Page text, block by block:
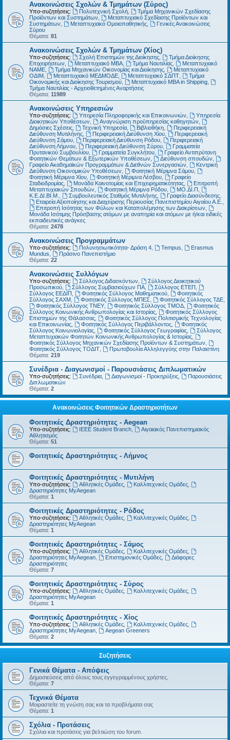
Ανακοινώσεις Σχολών & Τμημάτων (Σύρος)
Υπο-συζητήσεις: Πολυτεχνική Σχολή,
Τμήμα Μηχανικών Σχεδίασης
Προϊόντων και Συστημάτων
Μεταπτυχιακό Σχεδίασης Προϊόντων και
Συστημάτων
Μεταπτυχιακό Ομοιοπαθητικής,
Γενικές Ανακοινώσεις
Σύρου
Θέματα: 81
Ανακοινώσεις Σχολών & Τμημάτων (Χίος)
Υπο-συζητήσεις: Σχολή Επιστημών της Διοίκησης,
Τμήμα Διοίκησης
Επιχειρήσεων
Μεταπτυχιακό MBA, Τμήμα Ναυτιλίας,
Μεταπτυχιακό
ΝΑΜΕ
Τμήμα Μηχανικών Οικονομίας και Διοίκησης,
Μεταπτυχιακό
ΟΔΙΜ
Μεταπτυχιακό ΜΕΔΜΟΔΕ, Μεταπτυχιακό ΣΔΠΤ,
Τμήμα
Οικονομικής και Διοίκησης Τουρισμού
Μεταπτυχιακό MBA in Shipping,
Τμήμα Ναυτιλίας - Αρχειοθετημένες Αναρτήσεις
Θέματα: 11989
Ανακοινώσεις Υπηρεσιών
Υπο-συζητήσεις: Υπηρεσία Πληροφορικής και Επικοινωνιών
Υπηρεσία
Διοικητικών Υποθέσεων
Αναγνώριση προϋπηρεσίας καθηγητών
Δημόσιες Σχέσεις
Τεχνική Υπηρεσία, Βιβλιοθήκη,
Περιφερειακή
Διεύθυνση Μυτιλήνης
Περιφερειακή Διεύθυνση Χίου,
Περιφερειακή
Διεύθυνση Σάμου
Περιφερειακή Διεύθυνση Ρόδου,
Περιφερειακή
Διεύθυνση Λήμνου
Περιφερειακή Διεύθυνση Σύρου,
Γραμματεία
Πρυτανικού Συμβουλίου
Γραμματεία Συγκλήτου,
Γραφείο Αντιπρύτανη
Φοιτητικών Θεμάτων & Εξωτερικών Υποθέσεων
Διεύθυνση σπουδών
Γραφείο Ακαδημαϊκών Προγραμμάτων & Διεθνών Συνεργασιών
Κεντρική
Διεύθυνση Οικονομικών Υποθέσεων
Φοιτητική Μέριμνα Σάμου,
Φοιτητική Μέριμνα Χίου
Φοιτητική Μέριμνα Λέσβου,
Γραφείο
Σταδιοδρομίας
Μονάδα Καινοτομίας και Επιχειρηματικότητας,
Επιτροπή
Μεταπτυχιακών Σπουδών
Φοιτητική Μέριμνα Ρόδου, ΜΟ.ΔΙ.Π
Κ.Ε.ΔΙ.ΒΙ.Μ.
Συμβουλευτικός Σταθμός Μυτιλήνης, Γραφείο Διασύνδεσης,
Εταιρεία Αξιοποίησης και Διαχείρισης Περιουσίας Πανεπιστημίου Αιγαίου Α.Ε.
Επιτροπή Ισότητας των Φύλων και Καταπολέμησης των Διακρίσεων
Μονάδα Ισότιμης Πρόσβασης ατόμων με αναπηρία και ατόμων με ή/και ειδικές
εκπαιδευτικές ανάγκες
Θέματα: 2478
Ανακοινώσεις Προγραμμάτων
Υπο-συζητήσεις: Πολυνησιωτικότητα- Δράση 4, Tempus
Erasmus
Mundus
Πράσινο Πανεπιστήμιο
Θέματα: 22
Ανακοινώσεις Συλλόγων
Υπο-συζητήσεις: Σύλλογος Διδασκόντων
Σύλλογος Διοικητικού
Προσωπικού
Σύλλογος Συμβασιούχων ΠΑ, Σύλλογος ΕΤΕΠ
Σύλλογος ΕΕΔΙΠ
Φοιτητικός Σύλλογος Μαθηματικού,
Φοιτητικός
Σύλλογος ΣΑΧΜ
Φοιτητικός Σύλλογος ΜΠΕΣ Φοιτητικός Σύλλογος ΤΔΕ,
Φοιτητικός Σύλλογος ΤΝΕΥ, Φοιτητικός Σύλλογος ΤΜΟΔ,
Φοιτητικός
Σύλλογος Κοινωνικής Ανθρωπολογίας και Ιστορίας
Φοιτητικός Σύλλογος
Επιστημών της Θάλασσας
Φοιτητικός Σύλλογος Πολιτισμικής Τεχνολογίας
και Επικοινωνίας
Φοιτητικός Σύλλογος Περιβάλλοντος,
Φοιτητικός
Σύλλογος Κοινωνιολογίας
Φοιτητικός Σύλλογος Γεωγραφίας,
Σύλλογος
Μεταπτυχιακών Φοιτητών Κοινωνικής Ανθρωπολογίας & Ιστορίας
Φοιτητικός Σύλλογος Μηχανικών Σχεδίασης Προϊόντων & Συστημάτων
Φοιτητικός Σύλλογος ΤΟΔΙΤ
Πρωτοβουλία Αλληλεγγύης στην Παλαιστίνη
Θέματα: 219
Συνέδρια - Διαγωνισμοί - Παρουσιάσεις Διπλωματικών
Υπο-συζητήσεις: Συνέδρια, Διαγωνισμοί - Προκηρύξεις,
Παρουσιάσεις
Διπλωματικών
Θέματα: 2
Ανακοινώσεις Φοιτητικών Δραστηριοτήτων
Φοιτητικές Δραστηριότητες - Aegean
Υπο-συζητήσεις: IEEE Student Branch,
Αιγαιακός Πανεπιστημιακός
Αθλητισμός
Θέματα: 51
Φοιτητικές Δραστηριότητες - Λήμνος
Φοιτητικές Δραστηριότητες - Μυτιλήνη
Υπο-συζητήσεις: Αθλητικές Ομάδες, Καλλιτεχνικές Ομάδες,
Δραστηριότητες MyAegean
Θέματα: 1
Φοιτητικές Δραστηριότητες - Ρόδος
Υπο-συζητήσεις: Αθλητικές Ομάδες, Καλλιτεχνικές Ομάδες,
Δραστηριότητες MyAegean
Θέματα: 1
Φοιτητικές Δραστηριότητες - Σάμος
Υπο-συζητήσεις: Αθλητικές Ομάδες, Καλλιτεχνικές Ομάδες,
Δραστηριότητες MyAegean
Επιστημονικές Ομάδες,
Διάφορες
Δραστηριότητες
Θέματα: 7
Φοιτητικές Δραστηριότητες - Σύρος
Υπο-συζητήσεις: Αθλητικές Ομάδες, Καλλιτεχνικές Ομάδες,
Δραστηριότητες MyAegean
Θέματα: 1
Φοιτητικές Δραστηριότητες - Χίος
Υπο-συζητήσεις: Αθλητικές Ομάδες, Καλλιτεχνικές Ομάδες,
Δραστηριότητες MyAegean
Aegean Greeners
Θέματα: 2
Συζητήσεις
Γενικά Θέματα - Απόψεις
Δημοσιεύσεις από όλους τους εγγεγραμμένους χρήστες.
Θέματα: 7
Τεχνικά Θέματα
Μοιραστείτε τη γνώση σας και τα προβλήματα σας
Θέματα: 1
Σχόλια - Προτάσεις
Σχόλια και προτάσεις για βελτιώση του forum.